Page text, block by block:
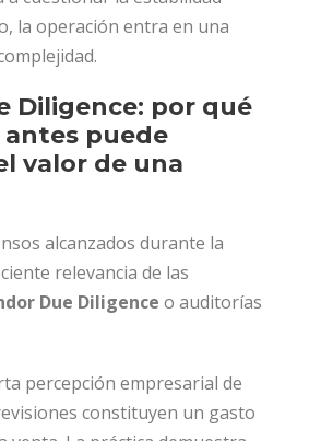
la operación entra en una
Diligence: por qué
antes puede
valor de una
alcanzados durante la
relevancia de las
Due Diligence o auditorías
percepción empresarial de
constituyen un gasto